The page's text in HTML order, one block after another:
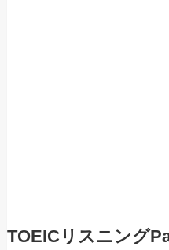
TOEICリスニング